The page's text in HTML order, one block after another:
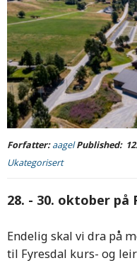
Forfatter:aagelPublished:
Ukategorisert
28. - 30. oktober på
Endelig skal vi dra på
til Fyresdal kurs- og